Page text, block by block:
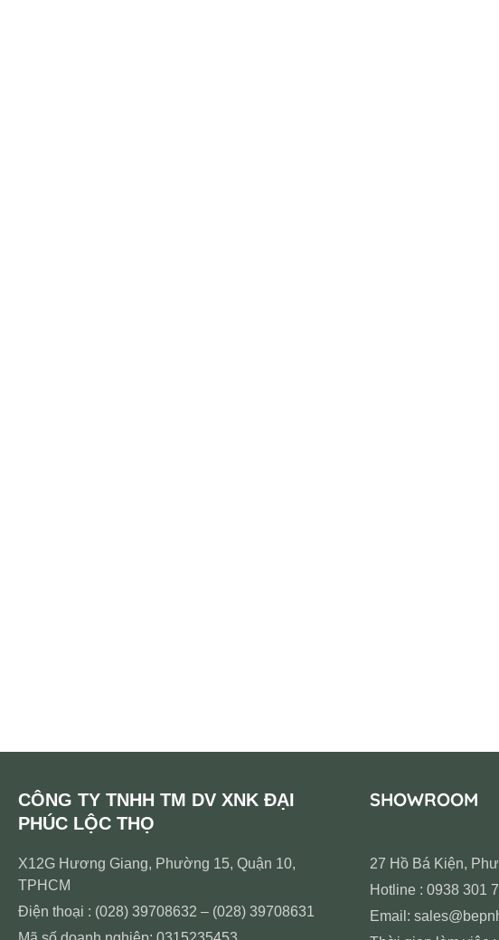
CÔNG TY TNHH TM DV XNK ĐẠI
PHÚC LỘC THỌ
X12G Hương Giang, Phường 15, Quận 10,
TPHCM
Điện thoại : (028) 39708632 – (028) 39708631
SHOWROOM
27 Hồ Bá Kiện,
Hotline : 0938 301
Email: